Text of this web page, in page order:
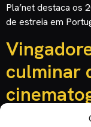
Pla’net destaca os
de estreia em
culminar